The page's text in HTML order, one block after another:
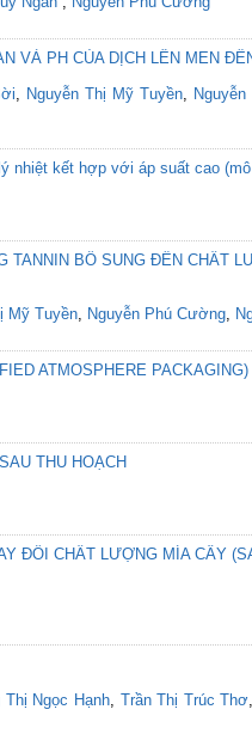
VÀ PH CỦA DỊCH LÊN MEN
, Nguyễn Thị Mỹ Tuyền,
nhiệt kết hợp với áp suất cao
BỔ SUNG ĐẾN CHẤT
Mỹ Tuyền, Nguyễn Phú Cường,
ATMOSPHERE PACKAGING)
THU HOẠCH
ĐỔI CHẤT LƯỢNG MÍA CÂY
Thị Ngọc Hạnh, Trần Thị Trúc Thơ,